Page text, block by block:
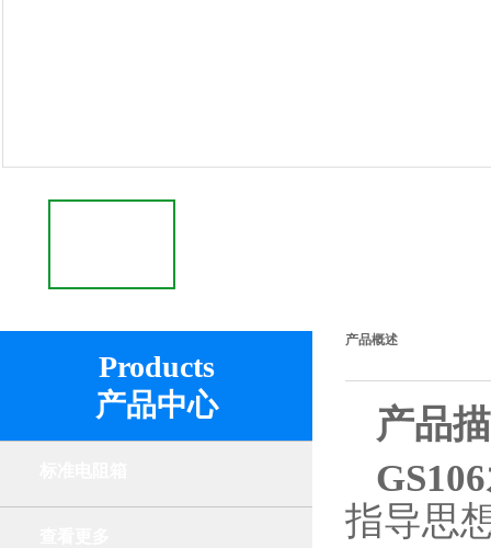
Products
产品中心
产品概述
产品
指导思